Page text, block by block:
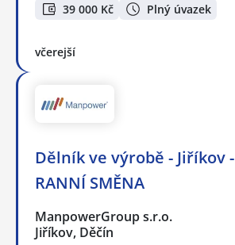
39 000 Kč Plný úvazek
včerejší
Dělník ve výrobě - Jiříkov -
RANNÍ SMĚNA
ManpowerGroup s.r.o.
Jiříkov, Děčín